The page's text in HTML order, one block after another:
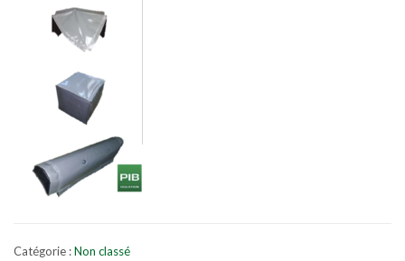
Catégorie :Non classé